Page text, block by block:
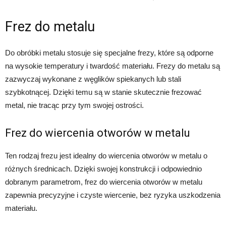
Frez do metalu
Do obróbki metalu stosuje się specjalne frezy, które są odporne
na wysokie temperatury i twardość materiału. Frezy do metalu są
zazwyczaj wykonane z węglików spiekanych lub stali
szybkotnącej. Dzięki temu są w stanie skutecznie frezować
metal, nie tracąc przy tym swojej ostrości.
Frez do wiercenia otworów w metalu
Ten rodzaj frezu jest idealny do wiercenia otworów w metalu o
różnych średnicach. Dzięki swojej konstrukcji i odpowiednio
dobranym parametrom, frez do wiercenia otworów w metalu
zapewnia precyzyjne i czyste wiercenie, bez ryzyka uszkodzenia
materiału.